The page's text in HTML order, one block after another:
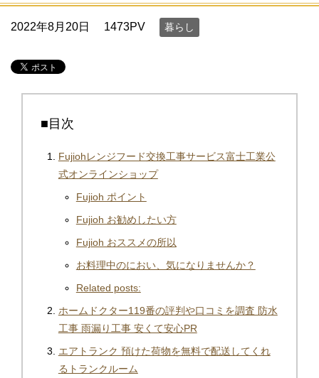
2022年8月20日 1473PV 暮らし
■目次
Fujiohレンジフード交換工事サービス富士工業公
式オンラインショップ
Fujioh ポイント
Fujioh お勧めしたい方
Fujioh おススメの所以
お料理中のにおい、気になりませんか？
Related posts:
ホームドクター119番の評判や口コミを調査 防水
工事 雨漏り工事 安くて安心PR
エアトランク 預けた荷物を無料で配送してくれ
るトランクルーム